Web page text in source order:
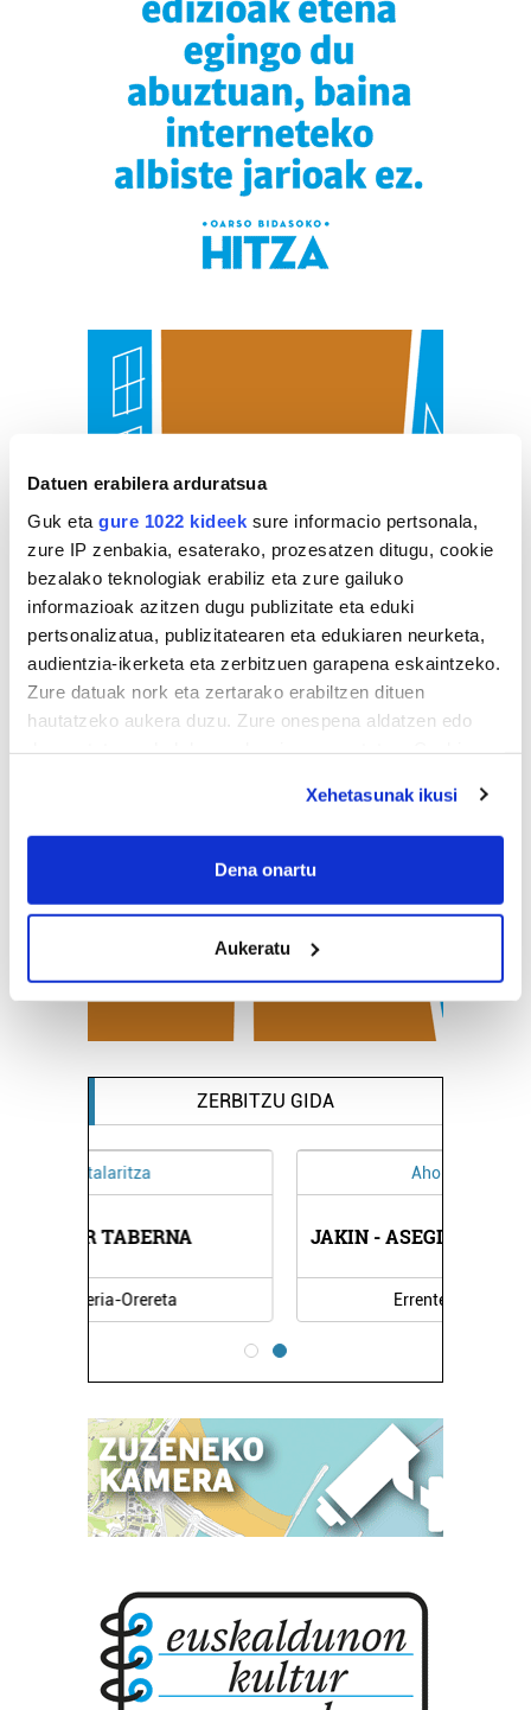
Datuen erabilera arduratsua
Guk eta gure 1022 kideek sure informacio pertsonala,
zure IP zenbakia, esaterako, prozesatzen ditugu, cookie
bezalako teknologiak erabiliz eta zure gailuko
informazioak azitzen dugu publizitate eta eduki
pertsonalizatua, publizitatearen eta edukiaren neurketa,
audientzia-ikerketa eta zerbitzuen garapena eskaintzeko.
Zure datuak nork eta zertarako erabiltzen dituen
hautatzeko aukera duzu. Zure onespena aldatzen edo
If you allow, we would also like to:
Collect information about your geographical
meters
Identify your device by actively scanning it for
specific characteristics (fingerprinting)
Find out more about how your personal data is processed
and set your preferences in thedetails section.
Guk eta gure bazkideek zure datu pertsonalak
prozesatzen ditugu, zure IP zenbakia, besteak beste,
teknologia erabiliz, cookieak adibidez, iragarki eta eduki
pertsonalizatuak eskaintzeko, iragarkiak eta edukia
produktuak garatzeko. Zure datuak nork eta zertarako
Bazkide batzuek ez dizute baimenik eskatzen, eta beren
interes komertzial legitimoetan babesten dira. Ikusi gure
bazkideen zerrenda, beren ustez zein helburutarako
dezakezun ikusteko.
Lortu zure datu pertsonalak prozesatzeko moduari
buruzko informazio gehiago eta ezarri zure lehentasunak
Webgune honek cookie propioak eta hirugarrenen cookie-
fitxategiak erabiltzen ditu. Zure esperientzia eta
zerbitzuak hobetzeko asmoz, cookie teknologiaz
Xehetasunak ikusi
Dena onartu
Aukeratu
ZERBITZU GIDA
JAKIN - ASEGI AHOLKULARITZA